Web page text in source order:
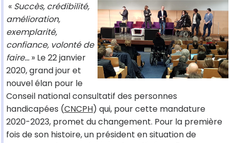
« Succès, crédibilité,
amélioration,
exemplarité,
confiance, volonté de
faire… » Le 22 janvier
2020, grand jour et
nouvel élan pour le
Conseil national consultatif des personnes
handicapées (CNCPH) qui, pour cette mandature
2020-2023, promet du changement. Pour la première
fois de son histoire, un président en situation de